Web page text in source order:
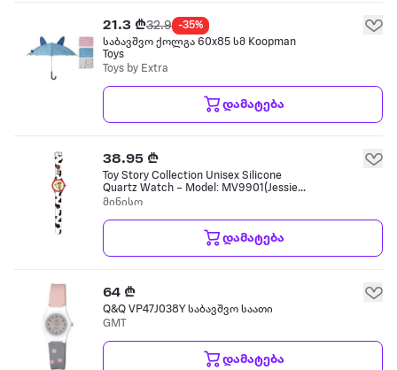
21.3 ₾32.9 -35%
საბავშვო ქოლგა 60x85 სმ Koopman
Toys
Toys by Extra
დამატება
38.95 ₾
Toy Story Collection Unisex Silicone
Quartz Watch – Model: MV9901(Jessie)
საბავშვო საათი
მინისო
დამატება
64 ₾
Q&Q VP47J038Y საბავშვო საათი
GMT
დამატება